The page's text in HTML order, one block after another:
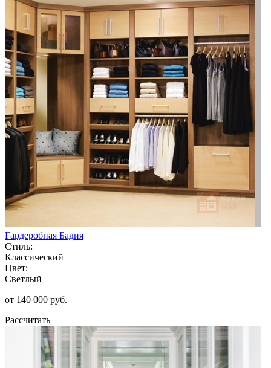
Гардеробная Бадия
Стиль:
Классический
Цвет:
Светлый
от 140 000 руб.
Рассчитать